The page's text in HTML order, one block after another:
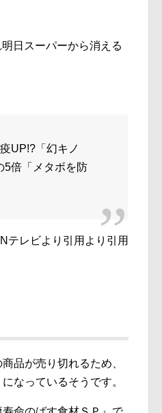
日スーパーから消える
UP!?「幻キノ
倍「メタボを防
テレビより引用より引用
品が売り切れるため、
なっているそうです。